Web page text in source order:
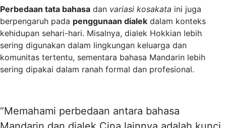
Perbedaan tata bahasa dan variasi kosakata ini juga
berpengaruh pada penggunaan dialek dalam konteks
kehidupan sehari-hari. Misalnya, dialek Hokkian lebih
sering digunakan dalam lingkungan keluarga dan
komunitas tertentu, sementara bahasa Mandarin lebih
sering dipakai dalam ranah formal dan profesional.
“Memahami perbedaan antara bahasa